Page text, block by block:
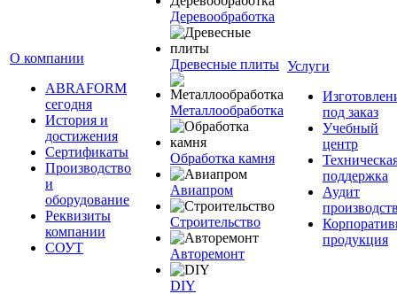
О компании
ABRAFORM
сегодня
История и
достижения
Сертификаты
Производство
и
оборудование
Реквизиты
компании
СОУТ
Деревообработка
Древесные плиты
Металлообработка
Обработка камня
Авиапром
Строительство
Авторемонт
DIY
Услуги
под заказ
Учебный
центр
поддержка
Аудит
продукция